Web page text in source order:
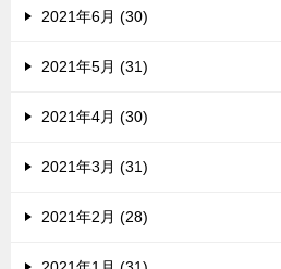
2021年6月 (30)
2021年5月 (31)
2021年4月 (30)
2021年3月 (31)
2021年2月 (28)